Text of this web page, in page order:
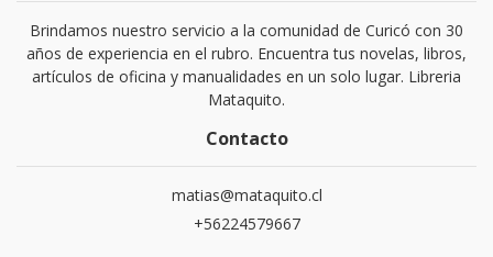
Brindamos nuestro servicio a la comunidad de Curicó con 30
años de experiencia en el rubro. Encuentra tus novelas, libros,
artículos de oficina y manualidades en un solo lugar. Libreria
Mataquito.
Contacto
matias@mataquito.cl
+56224579667